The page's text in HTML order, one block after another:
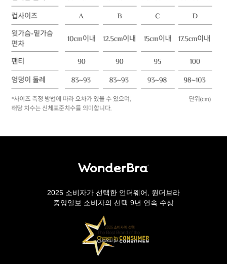
2025 소비자가 선택한 언더웨어, 원더브라
중앙일보 소비자의 선택 9년 연속 수상